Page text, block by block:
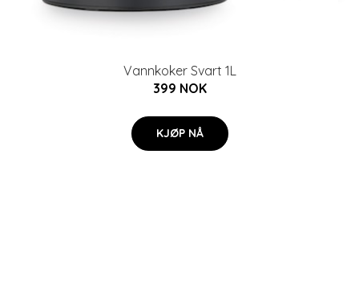
Vannkoker Svart 1L
399 NOK
KJØP NÅ